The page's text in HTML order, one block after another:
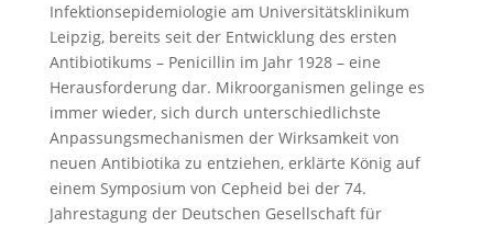
Infektionsepidemiologie am Universitätsklinikum
Leipzig, bereits seit der Entwicklung des ersten
Antibiotikums – Penicillin im Jahr 1928 – eine
Herausforderung dar. Mikroorganismen gelinge es
immer wieder, sich durch unterschiedlichste
Anpassungsmechanismen der Wirksamkeit von
neuen Antibiotika zu entziehen, erklärte König auf
einem Symposium von Cepheid bei der 74.
Jahrestagung der Deutschen Gesellschaft für